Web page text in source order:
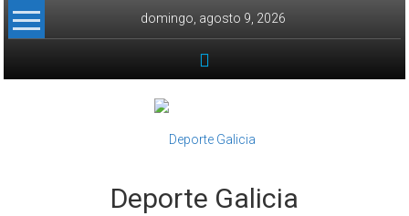
Skip to content
domingo, agosto 9, 2026
Deporte Galicia